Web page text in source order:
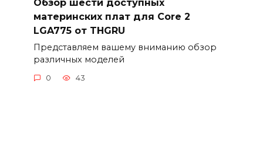
Обзор шести доступных
материнских плат для Core 2
LGA775 от THGRU
Представляем вашему вниманию обзор
различных моделей
0 43